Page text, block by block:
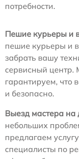
потребности.
Пешие курьеры и
пешие курьеры и
забрать вашу
сервисный
гарантируем, что
и безопасно.
Выезд мастера на
небольших
предлагаем
специалисты по